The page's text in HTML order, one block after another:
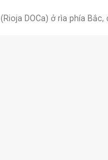
(Rioja DOCa) ở rìa phía